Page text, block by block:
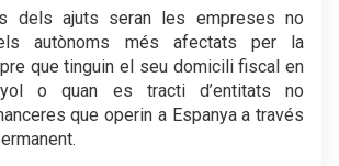
dels ajuts seran les empreses no
autònoms més afectats per la
que tinguin el seu domicili fiscal en
o quan es tracti d’entitats no
que operin a Espanya a través